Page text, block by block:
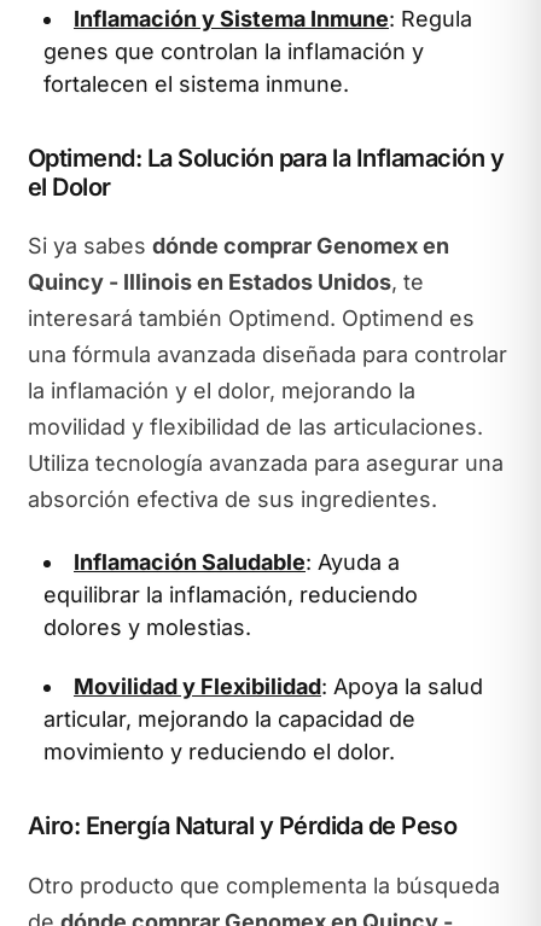
Inflamación y Sistema Inmune: Regula
genes que controlan la inflamación y
fortalecen el sistema inmune.
Optimend: La Solución para la Inflamación y
el Dolor
Si ya sabes dónde comprar Genomex en
Quincy - Illinois en Estados Unidos, te
interesará también Optimend. Optimend es
una fórmula avanzada diseñada para controlar
la inflamación y el dolor, mejorando la
movilidad y flexibilidad de las articulaciones.
Utiliza tecnología avanzada para asegurar una
absorción efectiva de sus ingredientes.
Inflamación Saludable: Ayuda a
equilibrar la inflamación, reduciendo
dolores y molestias.
Movilidad y Flexibilidad: Apoya la salud
articular, mejorando la capacidad de
movimiento y reduciendo el dolor.
Airo: Energía Natural y Pérdida de Peso
Otro producto que complementa la búsqueda